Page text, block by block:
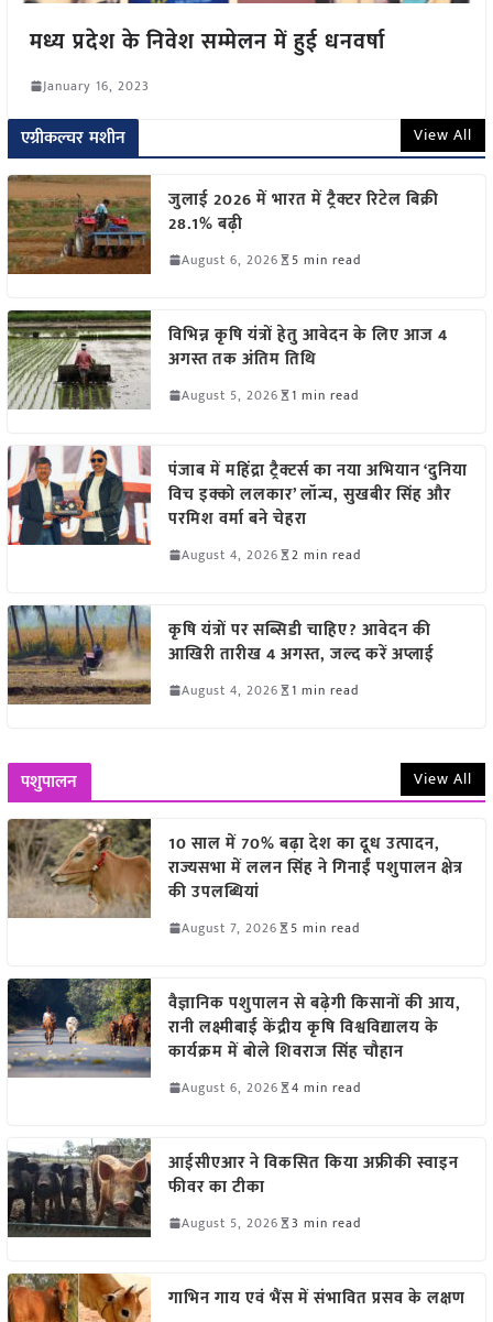
मध्य प्रदेश के निवेश सम्मेलन में हुई धनवर्षा
January 16, 2023
एग्रीकल्चर मशीन View All
जुलाई 2026 में भारत में ट्रैक्टर रिटेल बिक्री
28.1% बढ़ी
August 6, 2026 5 min read
विभिन्न कृषि यंत्रों हेतु आवेदन के लिए आज 4
अगस्त तक अंतिम तिथि
August 5, 2026 1 min read
पंजाब में महिंद्रा ट्रैक्टर्स का नया अभियान ‘दुनिया
विच इक्को ललकार’ लॉन्च, सुखबीर सिंह और
परमिश वर्मा बने चेहरा
August 4, 2026 2 min read
कृषि यंत्रों पर सब्सिडी चाहिए? आवेदन की
आखिरी तारीख 4 अगस्त, जल्द करें अप्लाई
August 4, 2026 1 min read
पशुपालन View All
10 साल में 70% बढ़ा देश का दूध उत्पादन,
राज्यसभा में ललन सिंह ने गिनाईं पशुपालन क्षेत्र
की उपलब्धियां
August 7, 2026 5 min read
वैज्ञानिक पशुपालन से बढ़ेगी किसानों की आय,
रानी लक्ष्मीबाई केंद्रीय कृषि विश्वविद्यालय के
कार्यक्रम में बोले शिवराज सिंह चौहान
August 6, 2026 4 min read
आईसीएआर ने विकसित किया अफ्रीकी स्वाइन
फीवर का टीका
August 5, 2026 3 min read
गाभिन गाय एवं भैंस में संभावित प्रसव के लक्षण